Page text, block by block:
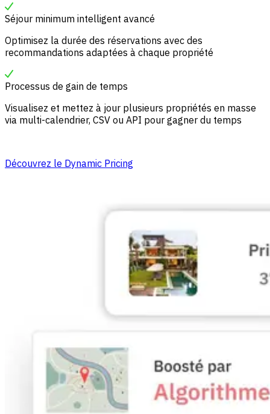
Séjour minimum intelligent avancé
Optimisez la durée des réservations avec des
recommandations adaptées à chaque propriété
Processus de gain de temps
Visualisez et mettez à jour plusieurs propriétés en masse
via multi-calendrier, CSV ou API pour gagner du temps
Découvrez le Dynamic Pricing